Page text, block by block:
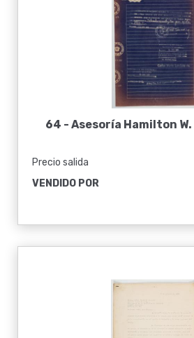
64 - Asesoría Hamilton W.
Precio salida
VENDIDO POR